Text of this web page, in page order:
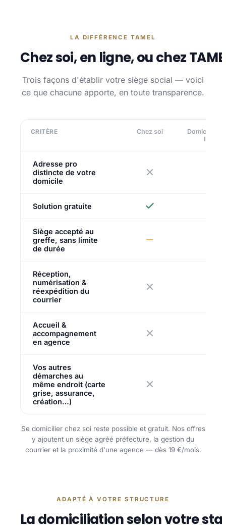
LA DIFFÉRENCE TAMEL
Chez soi, en ligne, ou chez
Trois façons d'établir votre siège social — voici
ce que chacune apporte, en toute transparence.
CRITÈRE Chez soi
ligne
Adresse pro
distincte de votre
domicile
Solution gratuite
Siège accepté au
greffe, sans limite
de durée
Réception,
numérisation &
réexpédition du
courrier
Accueil &
accompagnement
en agence
Vos autres
démarches au
même endroit (carte
grise, assurance,
création…)
Se domicilier chez soi reste possible et gratuit. Nos offres
y ajoutent un siège agréé préfecture, la gestion du
courrier et la proximité d'une agence — dès 19 €/mois.
ADAPTÉ À VOTRE STRUCTURE
La domiciliation selon votre